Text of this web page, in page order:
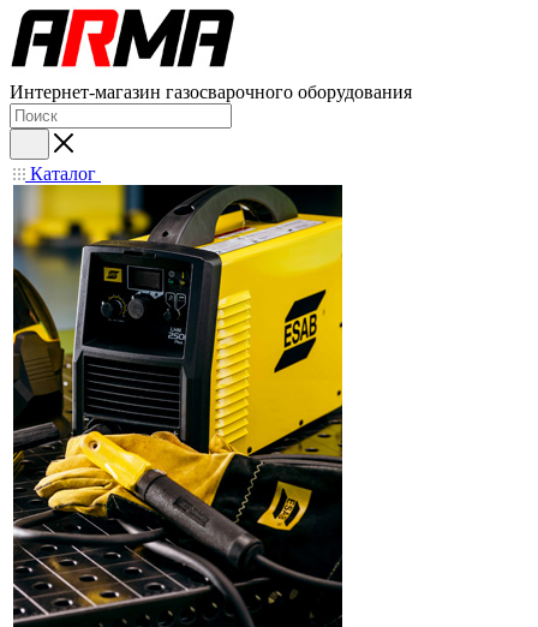
Интернет-магазин газосварочного оборудования
Каталог